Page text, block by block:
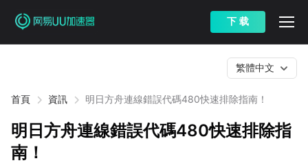
下 载
首頁 資訊 明日方舟連線錯誤代碼480快速排除指南！
繁體中文
明日方舟連線錯誤代碼480快速排除指
南！